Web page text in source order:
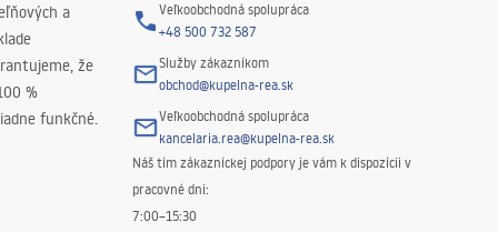
a
že
%
funkčné.
Veľkoobchodná spolupráca
+48 500 732 587
Služby zákazníkom
obchod@kupelna-rea.sk
Veľkoobchodná spolupráca
kancelaria.rea@kupelna-rea.sk
Náš tím zákazníckej podpory je vám k dispozícii v
pracovné dni:
7:00–15:30